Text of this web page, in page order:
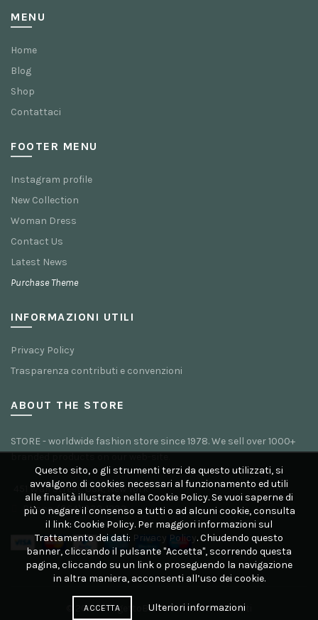
MENU
Home
Blog
Shop
Contattaci
FOOTER MENU
Instagram profile
New Collection
Woman Dress
Contact Us
Latest News
Purchase Theme
INFORMAZIONI UTILI
Privacy Policy
Trasparenza contributi e convenzioni
ABOUT THE STORE
STORE - worldwide fashion store since 1978. We sell over 1000+
branded products on our web-site.
451 Wall Street, USA, New York
Phone: (064) 332-1233
© 2026ProgettoBio. Tutti i diritti riservati
Questo sito, o gli strumenti terzi da questo utilizzati, si
avvalgono di cookies necessari al funzionamento ed utili
alle finalità illustrate nella Cookie Policy. Se vuoi saperne di
più o negare il consenso a tutti o ad alcuni cookie, consulta
il link: Cookie Policy. Per maggiori informazioni sul
Trattamento dei dati: Privacy Policy . Chiudendo questo
banner, cliccando il pulsante "Accetta", scorrendo questa
pagina, cliccando su un link o proseguendo la navigazione
in altra maniera, acconsenti all’uso dei cookie.
ACCETTA Ulteriori informazioni